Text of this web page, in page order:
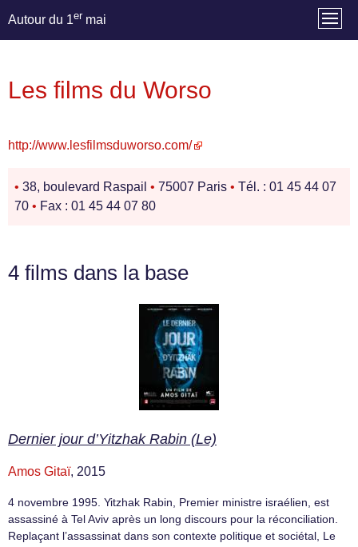
Autour du 1er mai
Les films du Worso
http://www.lesfilmsduworso.com/
• 38, boulevard Raspail • 75007 Paris • Tél. : 01 45 44 07
70 • Fax : 01 45 44 07 80
4 films dans la base
Dernier jour d’Yitzhak Rabin (Le)
Amos Gitaï, 2015
4 novembre 1995. Yitzhak Rabin, Premier ministre israélien, est
assassiné à Tel Aviv après un long discours pour la réconciliation.
Replaçant l’assassinat dans son contexte politique et sociétal, Le